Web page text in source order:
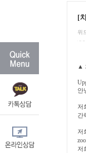
[
위
안
저
간
저
저